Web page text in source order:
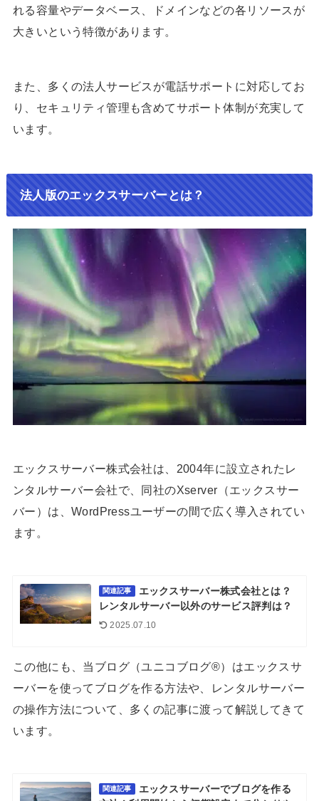
れる容量やデータベース、ドメインなどの各リソースが
大きいという特徴があります。
また、多くの法人サービスが電話サポートに対応してお
り、セキュリティ管理も含めてサポート体制が充実して
います。
法人版のエックスサーバーとは？
エックスサーバー株式会社は、2004年に設立されたレ
ンタルサーバー会社で、同社のXserver（エックスサー
バー）は、WordPressユーザーの間で広く導入されてい
ます。
関連記事
エックスサーバー株式会社とは？
レンタルサーバー以外のサービス評判は？
2025.07.10
この他にも、当ブログ（ユニコブログ®）はエックスサ
ーバーを使ってブログを作る方法や、レンタルサーバー
の操作方法について、多くの記事に渡って解説してきて
います。
関連記事
エックスサーバーでブログを作る